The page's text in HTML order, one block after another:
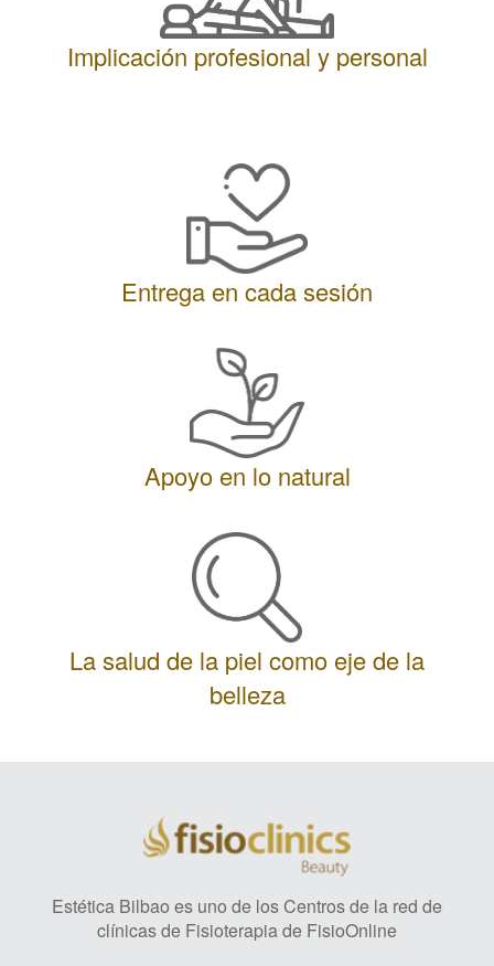
Implicación profesional y personal
Entrega en cada sesión
Apoyo en lo natural
La salud de la piel como eje de la
belleza
Estética Bilbao es uno de los Centros de la red de
clínicas de Fisioterapia de FisioOnline